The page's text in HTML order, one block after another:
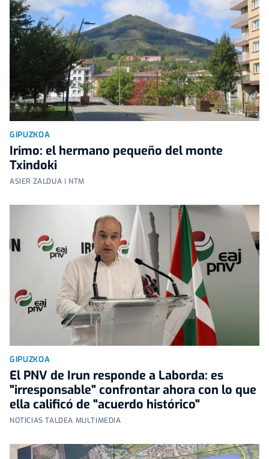
GIPUZKOA
Irimo: el hermano pequeño del monte
Txindoki
ASIER ZALDUA | NTM
GIPUZKOA
El PNV de Irun responde a Laborda: es
"irresponsable" confrontar ahora con lo que
ella calificó de "acuerdo histórico"
NOTICIAS TALDEA MULTIMEDIA